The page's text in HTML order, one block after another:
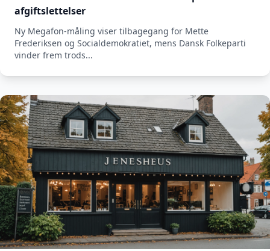
afgiftslettelser
Ny Megafon-måling viser tilbagegang for Mette
Frederiksen og Socialdemokratiet, mens Dansk Folkeparti
vinder frem trods...